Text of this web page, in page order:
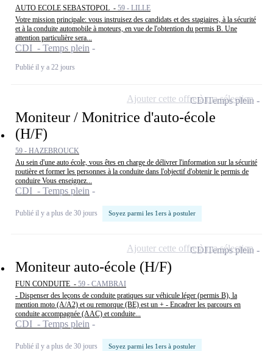
AUTO ECOLE SEBASTOPOL - 59 - LILLE
Votre mission principale: vous instruisez des candidats et des stagiaires, à la sécurité
et à la conduite automobile à moteurs, en vue de l'obtention du permis B. Une
attention particulière sera...
CDI - Temps plein
Publié il y a 22 jours
Moniteur / Monitrice d'auto-école
(H/F)
59 - HAZEBROUCK
Au sein d'une auto école, vous êtes en charge de délivrer l'information sur la sécurité
routière et former les personnes à la conduite dans l'objectif d'obtenir le permis de
conduire Vous enseignez...
CDI - Temps plein
Publié il y a plus de 30 jours Soyez parmi les 1ers à postuler
CDITemps plein
Ajouter cette offre à ma sélection
Moniteur auto-école (H/F)
FUN CONDUITE - 59 - CAMBRAI
- Dispenser des leçons de conduite pratiques sur véhicule léger (permis B), la
mention moto (A/A2) et ou remorque (BE) est un + - Encadrer les parcours en
conduite accompagnée (AAC) et conduite...
CDI - Temps plein
Publié il y a plus de 30 jours Soyez parmi les 1ers à postuler
CDITemps plein
Ajouter cette offre à ma sélection